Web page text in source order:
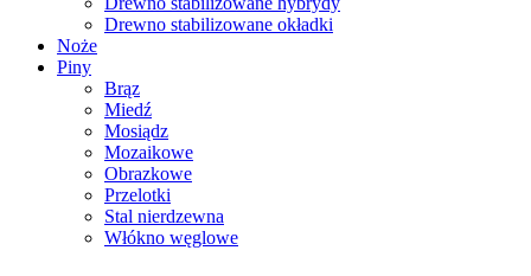
Drewno stabilizowane okładki
Noże
Piny
Brąz
Miedź
Mosiądz
Mozaikowe
Obrazkowe
Przelotki
Stal nierdzewna
Włókno węglowe